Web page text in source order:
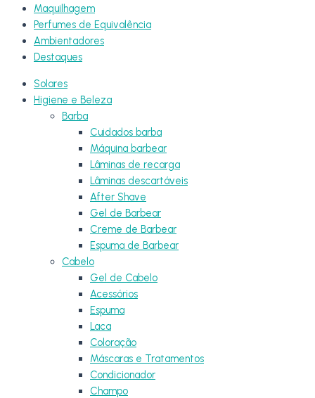
Maquilhagem
Perfumes de Equivalência
Ambientadores
Destaques
Solares
Higiene e Beleza
Barba
Cuidados barba
Máquina barbear
Lâminas de recarga
Lâminas descartáveis
After Shave
Gel de Barbear
Creme de Barbear
Espuma de Barbear
Cabelo
Gel de Cabelo
Acessórios
Espuma
Laca
Coloração
Máscaras e Tratamentos
Condicionador
Champo